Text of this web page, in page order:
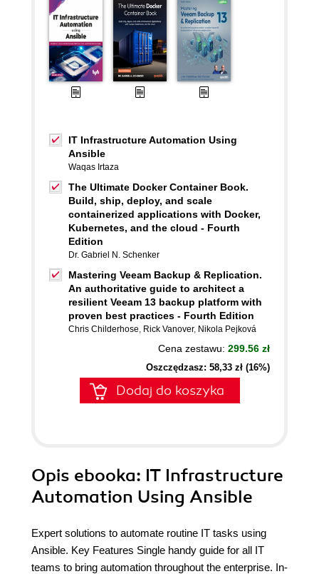
IT Infrastructure Automation Using
Ansible
Waqas Irtaza
The Ultimate Docker Container Book.
Build, ship, deploy, and scale
containerized applications with Docker,
Kubernetes, and the cloud - Fourth
Edition
Dr. Gabriel N. Schenker
Mastering Veeam Backup & Replication.
An authoritative guide to architect a
resilient Veeam 13 backup platform with
proven best practices - Fourth Edition
Chris Childerhose, Rick Vanover, Nikola Pejková
Cena zestawu: 299.56 zł
Oszczędzasz: 58,33 zł (16%)
Dodaj do koszyka
Opis ebooka: IT Infrastructure
Automation Using Ansible
Expert solutions to automate routine IT tasks using
Ansible. Key Features Single handy guide for all IT
teams to bring automation throughout the enterprise. In-